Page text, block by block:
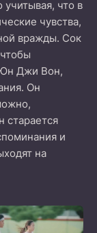
что в
чувства,
вражды. Сок
Юн Джи Вон,
Он
старается
и
на